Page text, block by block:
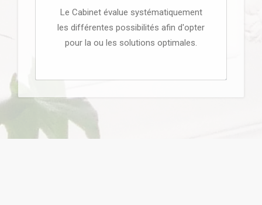
Le Cabinet évalue systématiquement
les différentes possibilités afin d'opter
pour la ou les solutions optimales.